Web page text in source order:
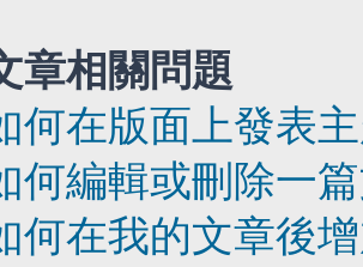
章相關問題
何在版面上發表
何編輯或刪除一
何在我的文章後